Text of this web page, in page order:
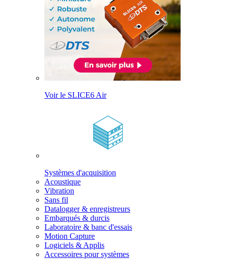
Voir le SLICE6 Air
Systèmes d'acquisition
Acoustique
Vibration
Sans fil
Datalogger & enregistreurs
Embarqués & durcis
Laboratoire & banc d'essais
Motion Capture
Logiciels & Applis
Accessoires pour systèmes